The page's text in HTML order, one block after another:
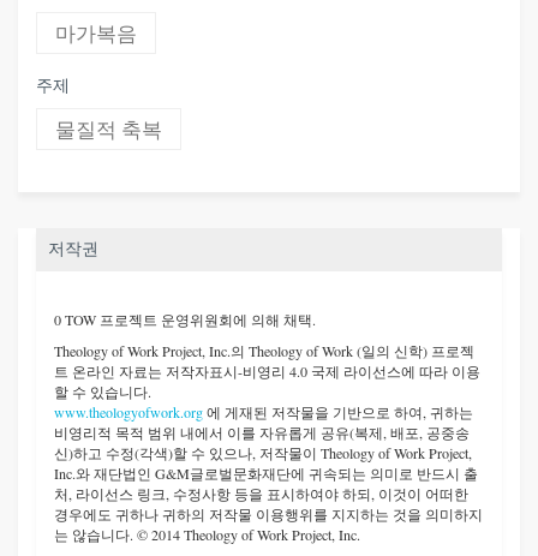
마가복음
주제
물질적 축복
저작권
0 TOW 프로젝트 운영위원회에 의해 채택.
Theology of Work Project, Inc.의 Theology of Work (일의 신학) 프로젝
트 온라인 자료는 저작자표시-비영리 4.0 국제 라이선스에 따라 이용
할 수 있습니다.
www.theologyofwork.org에 게재된 저작물을 기반으로 하여, 귀하는
비영리적 목적 범위 내에서 이를 자유롭게 공유(복제, 배포, 공중송
신)하고 수정(각색)할 수 있으나, 저작물이 Theology of Work Project,
Inc.와 재단법인 G&M글로벌문화재단에 귀속되는 의미로 반드시 출
처, 라이선스 링크, 수정사항 등을 표시하여야 하되, 이것이 어떠한
경우에도 귀하나 귀하의 저작물 이용행위를 지지하는 것을 의미하지
는 않습니다. © 2014 Theology of Work Project, Inc.